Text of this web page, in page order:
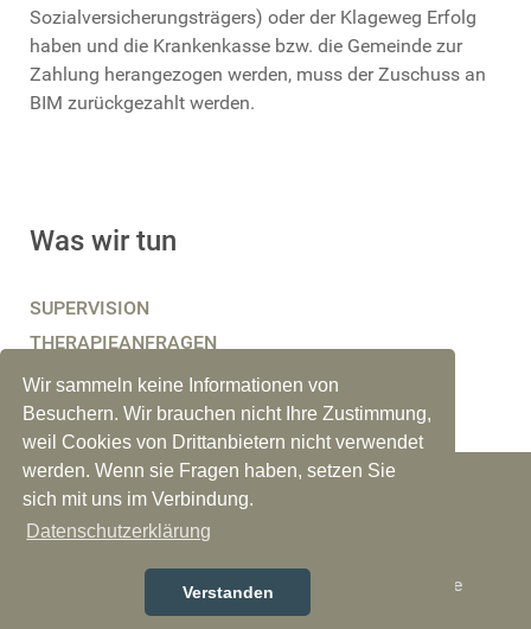
Wir sammeln keine Informationen von
Besuchern. Wir brauchen nicht Ihre Zustimmung,
weil Cookies von Drittanbietern nicht verwendet
werden. Wenn sie Fragen haben, setzen Sie
sich mit uns im Verbindung.
Datenschutzerklärung
Verstanden
Sozialversicherungsträgers) oder der Klageweg Erfolg
haben und die Krankenkasse bzw. die Gemeinde zur
Zahlung herangezogen werden, muss der Zuschuss an
BIM zurückgezahlt werden.
Was wir tun
SUPERVISION
THERAPIEANFRAGEN
BERATUNG, COACHING
© 2026 Musik Bim
Bremer Institut für Musiktherapie und seelische
Gesundheit e.V. Alle Rechte vorbehalten.